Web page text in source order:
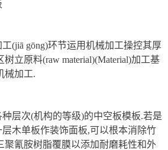
gōng)环节运用机械加工操控其厚
立原料(raw material)(Material)加工基
械加工.
层次(机构的等级)的中空板模板.若是
木单板作装饰面板,可以根本消除竹
聚氰胺树脂覆膜以添加耐磨耗性和外